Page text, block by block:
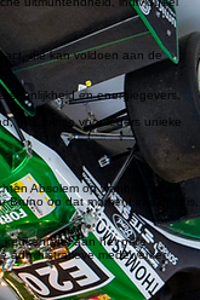
met een positieve
naar onszelf.
uitmuntendheid, individueel
die kan voldoen aan de
en energiegevers.
met ruimte voor ieders unieke
Absolem op wanneer zij de
Bruno op dat moment in dienst is,